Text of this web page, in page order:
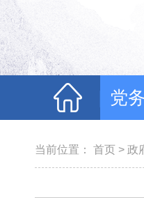
党
当前位置： 首页 > 政